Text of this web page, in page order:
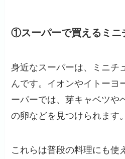
①スーパーで買えるミニ
身近なスーパーは、ミニチ
んです。イオンやイトーヨ
ーパーでは、芽キャベツや
の卵などを見つけられます。
これらは普段の料理にも使